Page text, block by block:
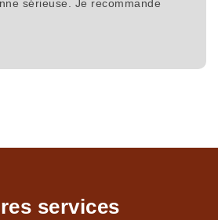
sérieuse. Je recommande
services